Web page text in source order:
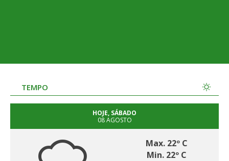
TEMPO
HOJE, SÁBADO
08 AGOSTO
Max. 22º C
Min. 22º C